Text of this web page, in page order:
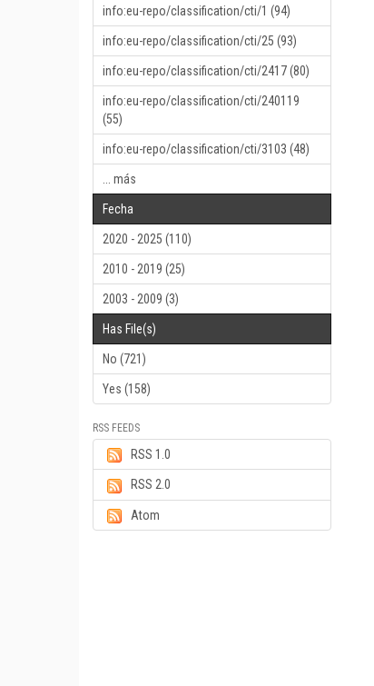
info:eu-repo/classification/cti/1 (94)
info:eu-repo/classification/cti/25 (93)
info:eu-repo/classification/cti/2417 (80)
info:eu-repo/classification/cti/240119
(55)
info:eu-repo/classification/cti/3103 (48)
... más
Fecha
2020 - 2025 (110)
2010 - 2019 (25)
2003 - 2009 (3)
Has File(s)
No (721)
Yes (158)
RSS FEEDS
RSS 1.0
RSS 2.0
Atom